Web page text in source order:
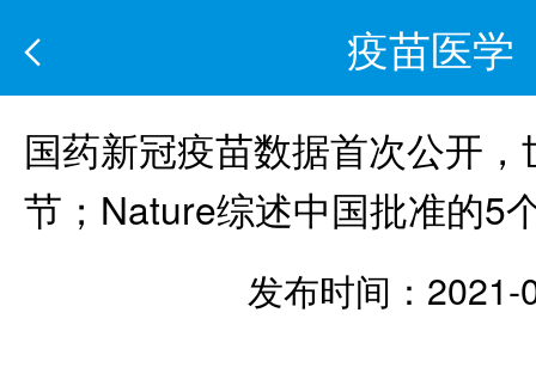
疫苗医学
国药新冠疫苗数据首次公开
节；Nature综述中国批准的5
发布时间：2021-